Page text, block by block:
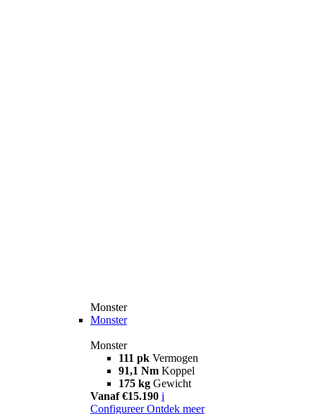
Monster
Monster
Monster
111 pk Vermogen
91,1 Nm Koppel
175 kg Gewicht
Vanaf €15.190 i
Configureer Ontdek meer